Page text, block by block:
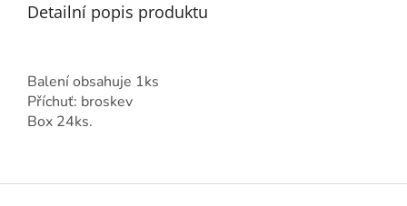
Detailní popis produktu
Balení obsahuje 1ks
Příchuť: broskev
Box 24ks.
Z